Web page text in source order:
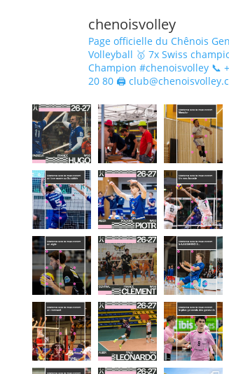
chenoisvolley
Page officielle du Chênois
Volleyball 🥇 7x Swiss
Champion #chenoisvolley 📞
20 80 🖨